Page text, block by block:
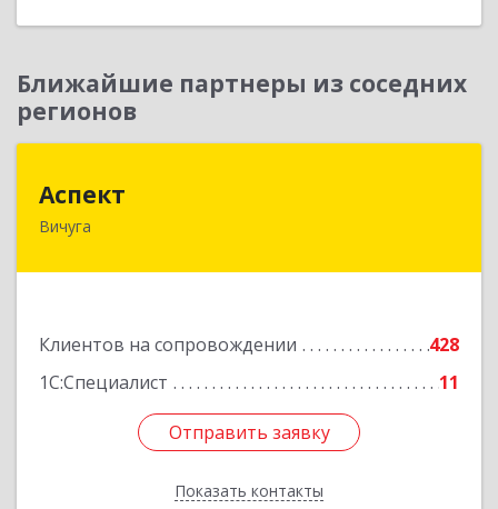
Ближайшие партнеры из соседних
регионов
Аспект
Вичуга
Клиентов на сопровождении
428
1С:Специалист
11
Отправить заявку
Показать контакты
155331, Ивановская обл, Вичугский р-н, Вичуга
Отправить заявку
Назад